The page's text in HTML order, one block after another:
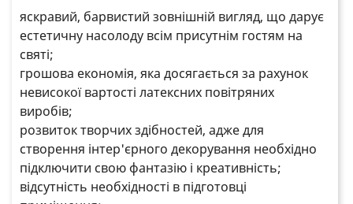
яскравий, барвистий зовнішній вигляд, що дарує
естетичну насолоду всім присутнім гостям на
святі;
грошова економія, яка досягається за рахунок
невисокої вартості латексних повітряних
виробів;
розвиток творчих здібностей, адже для
створення інтер'єрного декорування необхідно
підключити свою фантазію і креативність;
відсутність необхідності в підготовці